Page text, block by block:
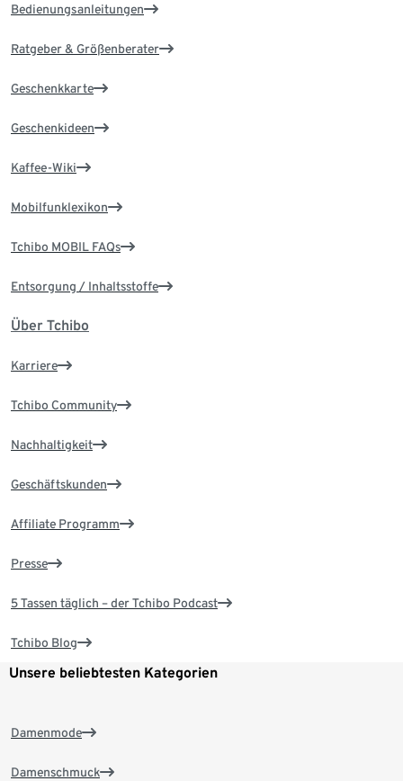
Bedienungsanleitungen
Ratgeber & Größenberater
Geschenkkarte
Geschenkideen
Kaffee-Wiki
Mobilfunklexikon
Tchibo MOBIL FAQs
Entsorgung / Inhaltsstoffe
Über Tchibo
Karriere
Tchibo Community
Nachhaltigkeit
Geschäftskunden
Affiliate Programm
Presse
5 Tassen täglich – der Tchibo Podcast
Tchibo Blog
Unsere beliebtesten Kategorien
Damenmode
Damenschmuck